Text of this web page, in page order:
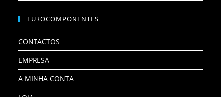
EUROCOMPONENTES
CONTACTOS
EMPRESA
A MINHA CONTA